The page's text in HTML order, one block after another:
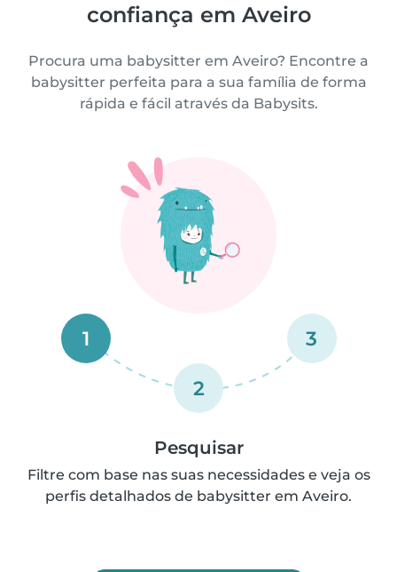
confiança em Aveiro
Procura uma babysitter em Aveiro? Encontre a
babysitter perfeita para a sua família de forma
rápida e fácil através da Babysits.
1
2
3
Pesquisar
Filtre com base nas suas necessidades e veja os
perfis detalhados de babysitter em Aveiro.